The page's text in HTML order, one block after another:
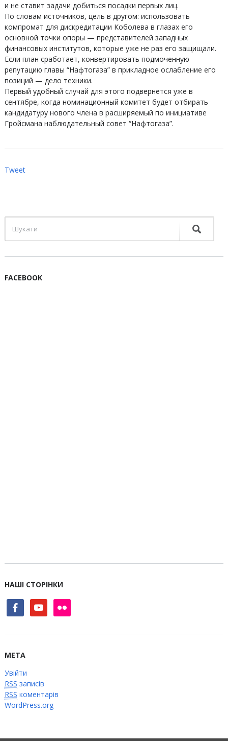
и не ставит задачи добиться посадки первых лиц.
По словам источников, цель в другом: использовать
компромат для дискредитации Коболева в глазах его
основной точки опоры — представителей западных
финансовых институтов, которые уже не раз его защищали.
Если план сработает, конвертировать подмоченную
репутацию главы “Нафтогаза” в прикладное ослабление его
позиций — дело техники.
Первый удобный случай для этого подвернется уже в
сентябре, когда номинационный комитет будет отбирать
кандидатуру нового члена в расширяемый по инициативе
Гройсмана наблюдательный совет “Нафтогаза”.
Tweet
FACEBOOK
НАШІ СТОРІНКИ
facebookyoutube flickr
МЕТА
Увійти
RSS записів
RSS коментарів
WordPress.org